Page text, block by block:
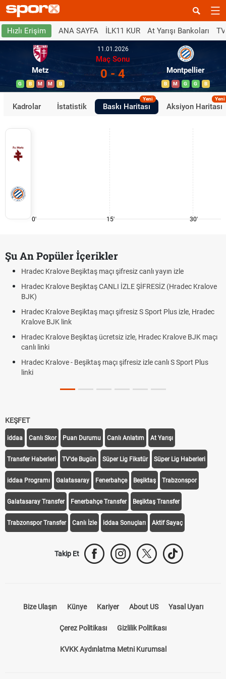
Hızlı Erişim ANA SAYFA İLK11 KUR At Yarışı Bankoları
Metz
G B M M B
11.01.2026
Maç Sonu
0 - 4 Montpellier
B M G G B
Kadrolar İstatistik Baskı Haritası
Yeni
Aksiyon Haritası
Yeni
0' 15' 30'
Şu An Popüler İçerikler
Hradec Kralove Beşiktaş maçı şifresiz canlı yayın izle
Hradec Kralove Beşiktaş CANLI İZLE ŞİFRESİZ (Hradec Kralove
BJK)
Hradec Kralove Beşiktaş maçı şifresiz S Sport Plus izle, Hradec
Kralove BJK link
Hradec Kralove Beşiktaş ücretsiz izle, Hradec Kralove BJK maçı
canlı linki
Hradec Kralove - Beşiktaş maçı şifresiz izle canlı S Sport Plus
linki
KEŞFET
iddaa Canlı Skor Puan Durumu Canlı Anlatım At Yarışı
Transfer Haberleri TV'de Bugün Süper Lig Fikstür Süper Lig Haberleri
iddaa Programı Galatasaray Fenerbahçe Beşiktaş Trabzonspor
Galatasaray Transfer Fenerbahçe Transfer Beşiktaş Transfer
Trabzonspor Transfer Canlı İzle iddaa Sonuçları Aktif Sayaç
Takip Et
Bize Ulaşın Künye Kariyer About US Yasal Uyarı
Çerez Politikası Gizlilik Politikası
KVKK Aydınlatma Metni Kurumsal